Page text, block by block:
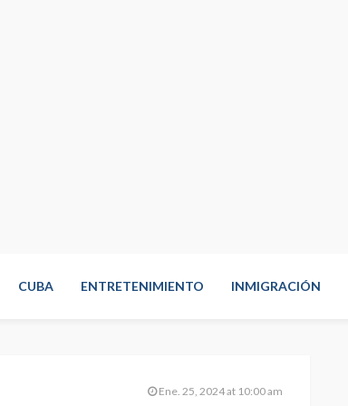
CUBA ENTRETENIMIENTO INMIGRACIÓN
Ene. 25, 2024 at 10:00 am